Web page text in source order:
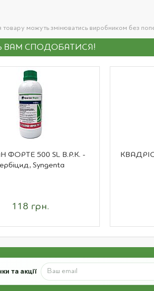
товару можуть змінюватись виробником без
ВАМ СПОДОБАТИСЯ!
ФОРТЕ 500 SL В.Р.К. -
Syngenta
118 грн.
КВАДРІС
та акції